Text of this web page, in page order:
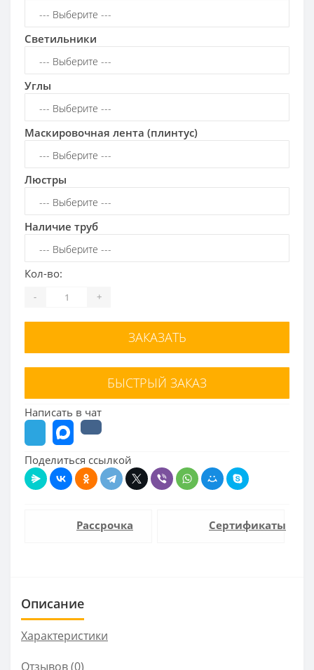
Светильники
Углы
Маскировочная лента (плинтус)
Люстры
Наличие труб
Кол-во:
- +
ЗАКАЗАТЬ
БЫСТРЫЙ ЗАКАЗ
Написать в чат
Поделиться ссылкой
Рассрочка Сертификаты
Описание
Характеристики
Отзывов (0)